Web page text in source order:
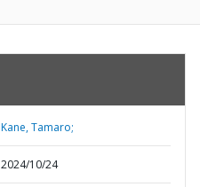
Kane, Tamaro;
2024/10/24